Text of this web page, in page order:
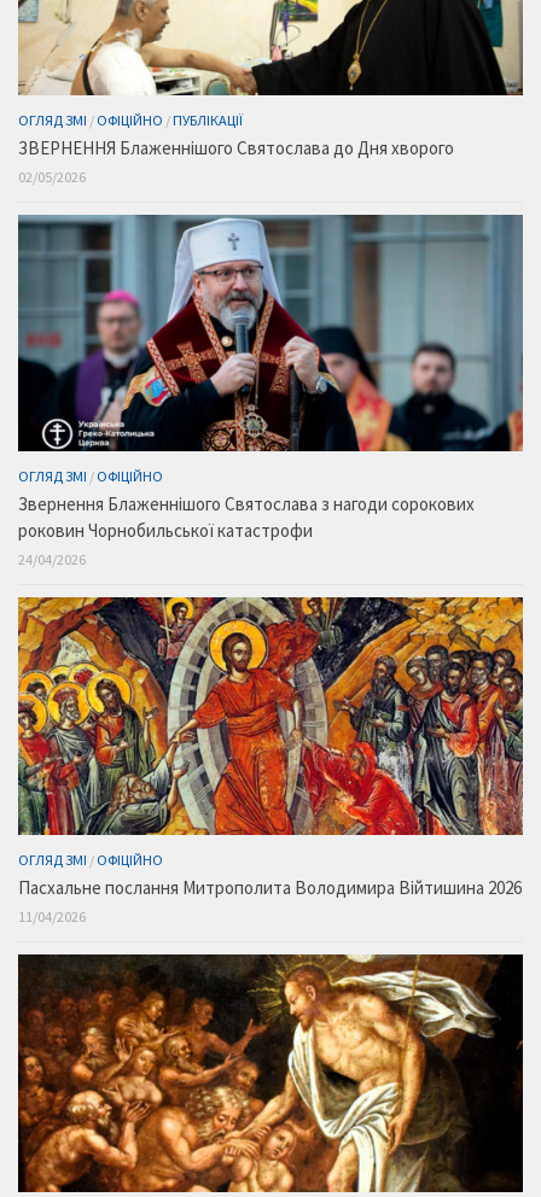
ОГЛЯД ЗМІ / ОФІЦІЙНО /ПУБЛІКАЦІЇ
ЗВЕРНЕННЯ Блаженнішого Святослава до Дня хворого
02/05/2026
ОГЛЯД ЗМІ / ОФІЦІЙНО
Звернення Блаженнішого Святослава з нагоди сорокових
роковин Чорнобильської катастрофи
24/04/2026
ОГЛЯД ЗМІ / ОФІЦІЙНО
Пасхальне послання Митрополита Володимира Війтишина 2026
11/04/2026